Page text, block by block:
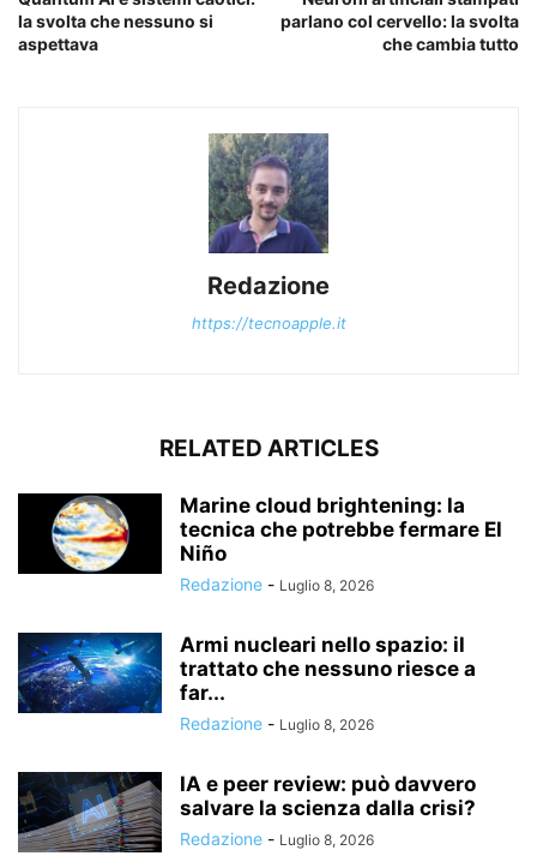
la svolta che nessuno si
aspettava
parlano col cervello: la svolta
che cambia tutto
Redazione
https://tecnoapple.it
RELATED ARTICLES
Marine cloud brightening: la
tecnica che potrebbe fermare El
Niño
Redazione - Luglio 8, 2026
Armi nucleari nello spazio: il
trattato che nessuno riesce a
far...
Redazione - Luglio 8, 2026
IA e peer review: può davvero
salvare la scienza dalla crisi?
Redazione - Luglio 8, 2026